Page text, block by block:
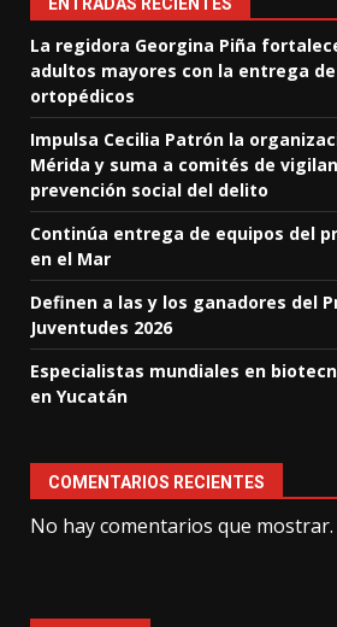
ENTRADAS RECIENTES
La regidora Georgina Piña
adultos mayores con la entrega
ortopédicos
Impulsa Cecilia Patrón la
Mérida y suma a comités de
prevención social del delito
Continúa entrega de equipos del
en el Mar
Definen a las y los ganadores del
Juventudes 2026
Especialistas mundiales en
en Yucatán
COMENTARIOS RECIENTES
No hay comentarios que mostrar.